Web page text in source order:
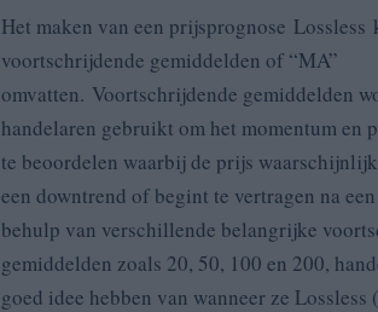
Het maken van een prijsprognose Lossless
voortschrijdende gemiddelden of “MA”
omvatten. Voortschrijdende gemiddelden
handelaren gebruikt om het momentum en
te beoordelen waarbij de prijs
een downtrend of begint te vertragen na
behulp van verschillende belangrijke
gemiddelden zoals 20, 50, 100 en 200,
goed idee hebben van wanneer ze Lossless